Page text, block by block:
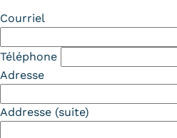
Contact
Courriel
Téléphone
Adresse
Addresse (suite)